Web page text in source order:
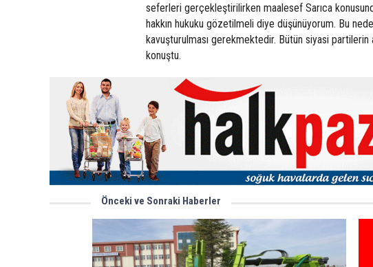
seferleri gerçekleştirilirken maalesef Sarıca
hakkın hukuku gözetilmeli diye düşünüyorum. Bu
kavuşturulması gerekmektedir. Bütün siyasi partilerin
konuştu.
Önceki ve Sonraki Haberler